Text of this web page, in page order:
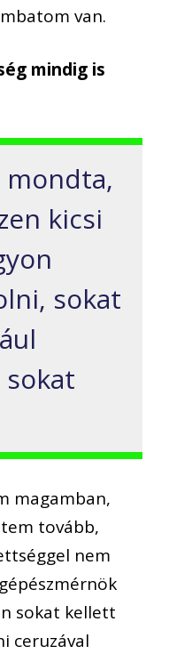
van.
mindig is
mondta,
kicsi
sokat
magamban,
tovább,
nem
sokat kellett
ceruzával